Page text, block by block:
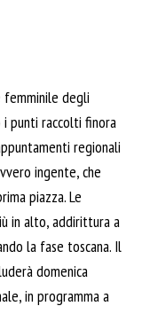
femminile degli
i punti raccolti finora
regionali
ingente, che
piazza. Le
in alto, addirittura a
la fase toscana. Il
domenica
in programma a